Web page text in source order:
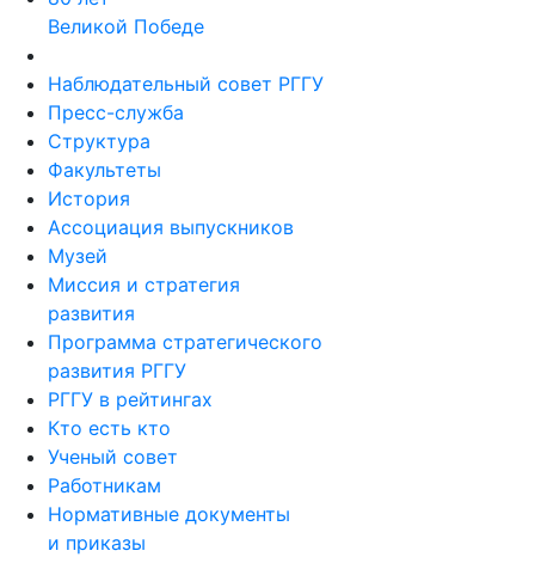
Великой Победе
Наблюдательный совет РГГУ
Пресс-служба
Структура
Факультеты
История
Ассоциация выпускников
Музей
Миссия и стратегия
развития
Программа стратегического
развития РГГУ
РГГУ в рейтингах
Кто есть кто
Ученый совет
Работникам
Нормативные документы
и приказы